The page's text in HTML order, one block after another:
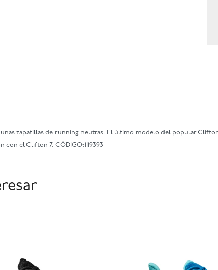
zapatillas de running neutras. El último modelo del popular
el Clifton 7. CÓDIGO:1119393